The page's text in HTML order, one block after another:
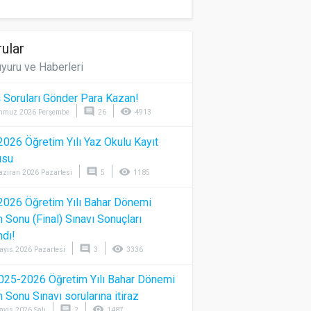
ve Haberleri
Soruları Gönder Para Kazan!
2026 Perşembe comment 26 visibility 4913
Öğretim Yılı Yaz Okulu Kayıt
2026 Pazartesi comment 5 visibility 1185
Öğretim Yılı Bahar Dönemi
Sonu (Final) Sınavı Sonuçları
2026 Pazartesi comment 3 visibility 3336
2026 Öğretim Yılı Bahar Dönemi
Sonu Sınavı sorularına itiraz